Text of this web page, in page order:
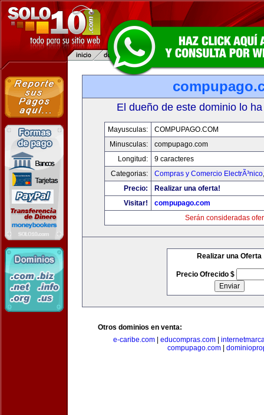
El dueño de este dominio lo
Mayusculas:
COMPUPAGO.COM
Minusculas:
compupago.com
Longitud:
9 caracteres
Categorias:
Compras y Comercio ElectrÃ³nico
Precio:
Realizar una oferta!
Visitar!
compupago.com
Serán consideradas
Realizar una Oferta
Precio Ofrecido $
Otros dominios en venta:
e-caribe.com| educompras.com|
compupago.com|